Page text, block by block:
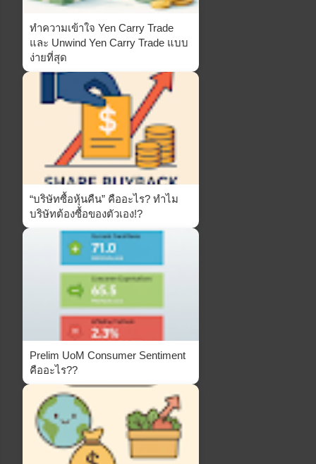
ทำความเข้าใจ Yen Carry Trade
และ Unwind Yen Carry Trade แบบ
ง่ายที่สุด
“บริษัทซื้อหุ้นคืน” คืออะไร? ทำไม
บริษัทต้องซื้อของตัวเอง!?
Prelim UoM Consumer Sentiment
คืออะไร??